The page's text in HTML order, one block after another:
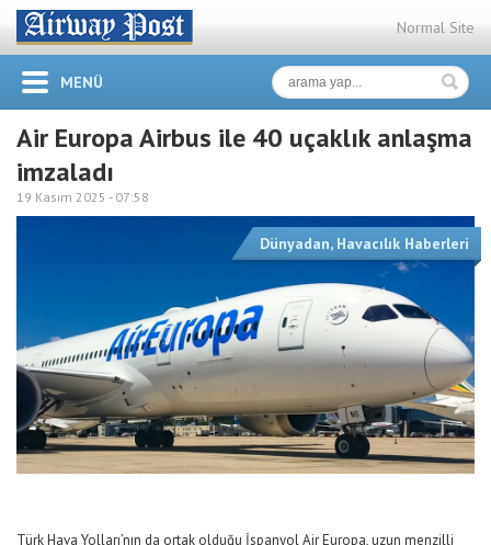
Normal Site
MENÜ
Air Europa Airbus ile 40 uçaklık anlaşma
imzaladı
19 Kasım 2025 - 07:58
Dünyadan, Havacılık Haberleri
Türk Hava Yolları’nın da ortak olduğu İspanyol Air Europa, uzun menzilli